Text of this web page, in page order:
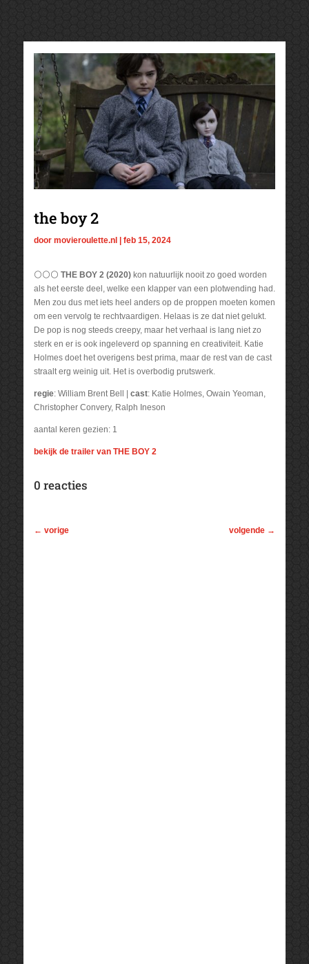
the boy 2
door movieroulette.nl feb 15, 2024
⚪⚪⚪ THE BOY 2 (2020)kon natuurlijk nooit zo goed worden
als het eerste deel, welke een klapper van een plotwending had.
Men zou dus met iets heel anders op de proppen moeten komen
om een vervolg te rechtvaardigen. Helaas is ze dat niet gelukt.
De pop is nog steeds creepy, maar het verhaal is lang niet zo
sterk en er is ook ingeleverd op spanning en creativiteit. Katie
Holmes doet het overigens best prima, maar de rest van de cast
straalt erg weinig uit. Het is overbodig prutswerk.
regie: William Brent Bell | cast: Katie Holmes, Owain Yeoman,
Christopher Convery, Ralph Ineson
aantal keren gezien: 1
bekijk de trailer van THE BOY 2
0 reacties
← vorige volgende →